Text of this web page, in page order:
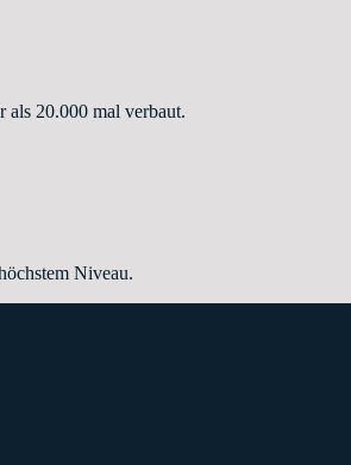
20.000 mal verbaut.
Niveau.